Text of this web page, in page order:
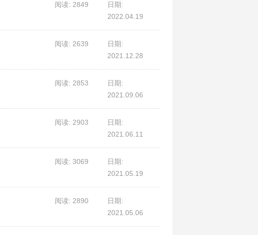
日期:
2022.04.19
阅读: 2849
日期:
2021.12.28
阅读: 2639
日期:
2021.09.06
阅读: 2853
日期:
2021.06.11
阅读: 2903
日期:
2021.05.19
阅读: 3069
日期:
2021.05.06
阅读: 2890